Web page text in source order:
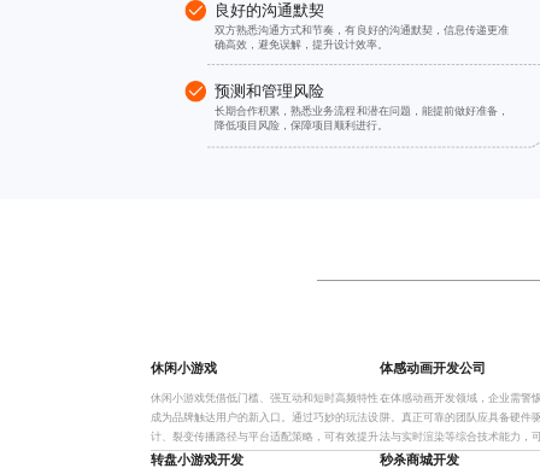
良好的沟通默契
双方熟悉沟通方式和节奏，有良好的沟通默契，信息传递更准
确高效，避免误解，提升设计效率。
预测和管理风险
长期合作积累，熟悉业务流程和潜在问题，能提前做好准备，
降低项目风险，保障项目顺利进行。
休闲小游戏
休闲小游戏凭借低门槛、强互动和短时高频特性，
成为品牌触达用户的新入口。通过巧妙的玩法设
计、裂变传播路径与平台适配策略，可有效提升用
户参与度与转化率，尤其适用于电商、教育、金融
体感动画开发公司
在体感动画开发领域，企业需警
阱。真正可靠的团队应具备硬件
法与实时渲染等综合技术能力，
例验证其闭环交付实力。建议关
转盘小游戏开发 秒杀商城开发